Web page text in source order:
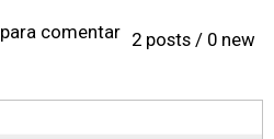
2 posts / 0 new
para comentar